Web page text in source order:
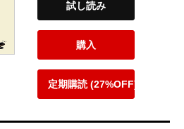
試し読み
購入
定期購読 (27%OFF)